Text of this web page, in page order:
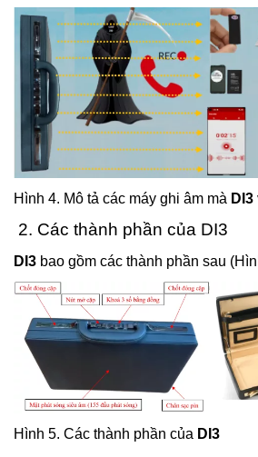
Hình 4. Mô tả các máy ghi âm mà DI3
2. Các thành phần của DI3
DI3 bao gồm các thành phần sau
Hình 5. Các thành phần của DI3